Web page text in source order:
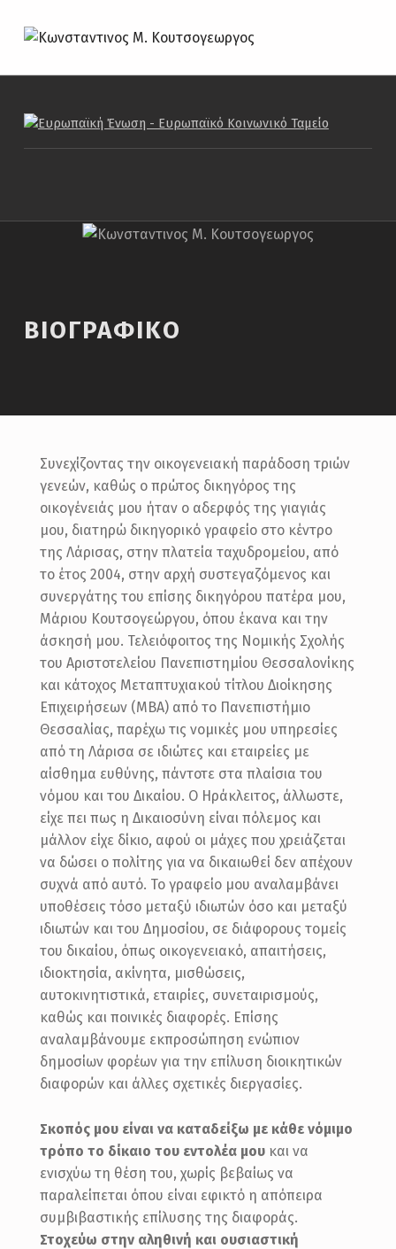
Βιογραφικο – Κωνσταντινος Μ. Κουτσογεωργος
ΒΙΟΓΡΑΦΙΚΟ
Συνεχίζοντας την οικογενειακή παράδοση τριών
γενεών, καθώς ο πρώτος δικηγόρος της
οικογένειάς μου ήταν ο αδερφός της γιαγιάς
μου, διατηρώ δικηγορικό γραφείο στο κέντρο
της Λάρισας, στην πλατεία ταχυδρομείου, από
το έτος 2004, στην αρχή συστεγαζόμενος και
συνεργάτης του επίσης δικηγόρου πατέρα μου,
Μάριου Κουτσογεώργου, όπου έκανα και την
άσκησή μου. Τελειόφοιτος της Νομικής Σχολής
του Αριστοτελείου Πανεπιστημίου Θεσσαλονίκης
και κάτοχος Μεταπτυχιακού τίτλου Διοίκησης
Επιχειρήσεων (ΜΒΑ) από το Πανεπιστήμιο
Θεσσαλίας, παρέχω τις νομικές μου υπηρεσίες
από τη Λάρισα σε ιδιώτες και εταιρείες με
αίσθημα ευθύνης, πάντοτε στα πλαίσια του
νόμου και του Δικαίου. Ο Ηράκλειτος, άλλωστε,
είχε πει πως η Δικαιοσύνη είναι πόλεμος και
μάλλον είχε δίκιο, αφού οι μάχες που χρειάζεται
να δώσει ο πολίτης για να δικαιωθεί δεν απέχουν
συχνά από αυτό. Το γραφείο μου αναλαμβάνει
υποθέσεις τόσο μεταξύ ιδιωτών όσο και μεταξύ
ιδιωτών και του Δημοσίου, σε διάφορους τομείς
του δικαίου, όπως οικογενειακό, απαιτήσεις,
ιδιοκτησία, ακίνητα, μισθώσεις,
αυτοκινητιστικά, εταιρίες, συνεταιρισμούς,
καθώς και ποινικές διαφορές. Επίσης
αναλαμβάνουμε εκπροσώπηση ενώπιον
δημοσίων φορέων για την επίλυση διοικητικών
διαφορών και άλλες σχετικές διεργασίες.
Σκοπός μου είναι να καταδείξω με κάθε νόμιμο
τρόπο το δίκαιο του εντολέα μουκαι να
ενισχύω τη θέση του, χωρίς βεβαίως να
παραλείπεται όπου είναι εφικτό η απόπειρα
συμβιβαστικής επίλυσης της διαφοράς.
Στοχεύω στην αληθινή και ουσιαστική